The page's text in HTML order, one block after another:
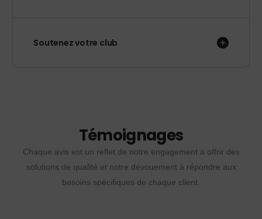
Soutenez votre club
Témoignages
Chaque avis est un reflet de notre engagement à offrir des
solutions de qualité et notre dévouement à répondre aux
besoins spécifiques de chaque client.